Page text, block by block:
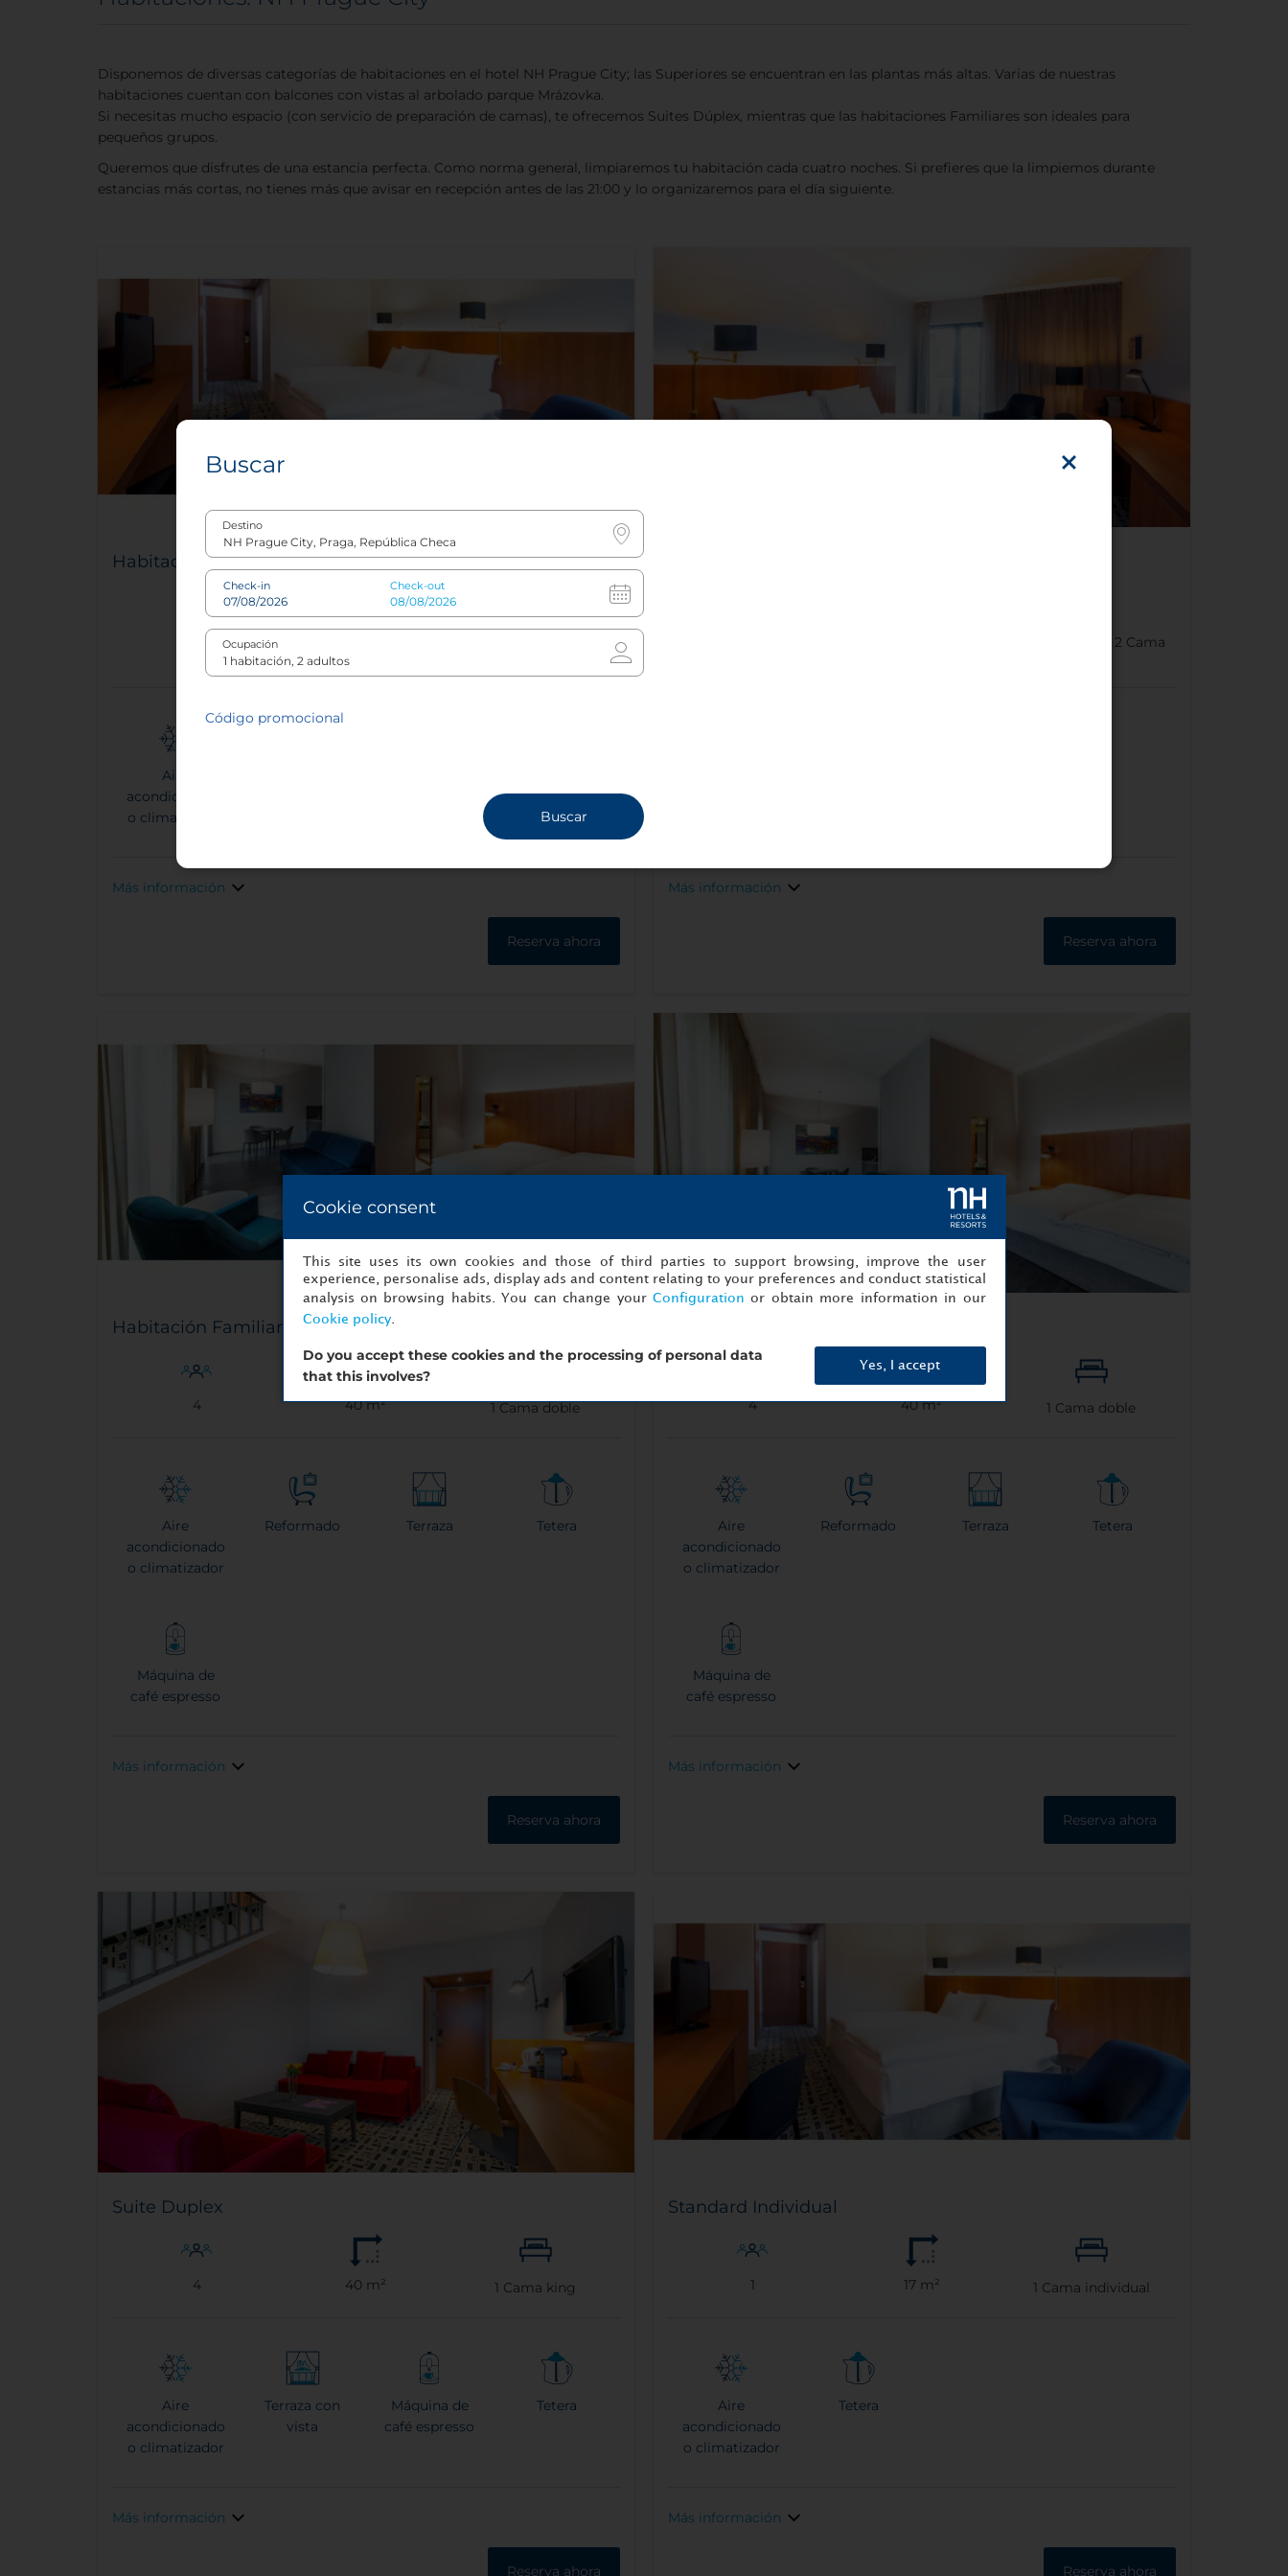
Disponemos de diversas categorías de habitaciones en el hotel NH Prague City; las Superiores se encuentran en las plantas más altas. Varias de nuestras
habitaciones cuentan con balcones con vistas al arbolado parque Mrázovka.
Si necesitas mucho espacio (con servicio de preparación de camas), te ofrecemos Suites Dúplex, mientras que las habitaciones Familiares son ideales para
pequeños grupos.
Queremos que disfrutes de una estancia perfecta. Como norma general, limpiaremos tu habitación cada cuatro noches. Si prefieres que la limpiemos durante
estancias más cortas, no tienes más que avisar en recepción antes de las 21:00 y lo organizaremos para el día siguiente.
Habitación Standard
Aire
acondicionado
o climatizador
Más información
Reserva ahora
2 Cama
Más información
Reserva ahora
Habitación Familiar
4 40 m² 1 Cama doble
Aire
acondicionado
o climatizador
Reformado Terraza Tetera
Máquina de
café espresso
Más información
Reserva ahora
4 40 m² 1 Cama doble
Aire
acondicionado
o climatizador
Reformado Terraza Tetera
Máquina de
café espresso
Más información
Reserva ahora
Suite Duplex
4 40 m² 1 Cama king
Aire
acondicionado
o climatizador
Terraza con
vista
Máquina de
café espresso
Tetera
Más información
Reserva ahora
Standard Individual
1 17 m² 1 Cama individual
Aire
acondicionado
o climatizador
Tetera
Más información
Reserva ahora
Buscar
Destino
Check-in Check-out
Ocupación
Código promocional
Buscar
Cookie consent
This site uses its own cookies and those of third parties to support browsing, improve the user
experience, personalise ads, display ads and content relating to your preferences and conduct statistical
analysis on browsing habits. You can change your Configuration or obtain more information in our
Cookie policy.
Do you accept these cookies and the processing of personal data
that this involves?
Yes, I accept